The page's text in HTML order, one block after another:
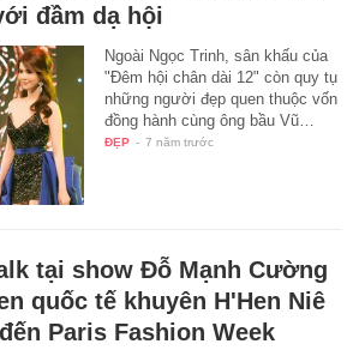
đầm dạ hội
Ngoài Ngọc Trinh, sân khấu của
"Đêm hội chân dài 12" còn quy tụ
những người đẹp quen thuộc vốn
đồng hành cùng ông bầu Vũ…
ĐẸP - 7 năm trước
tại show Đỗ Mạnh Cường
quốc tế khuyên H'Hen Niê
Paris Fashion Week